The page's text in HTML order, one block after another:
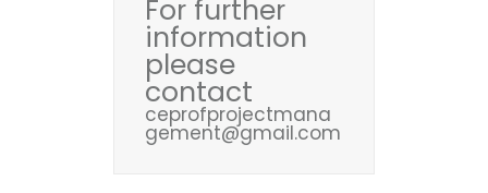
For further
information
please
contact
ceprofprojectmana
gement@gmail.com